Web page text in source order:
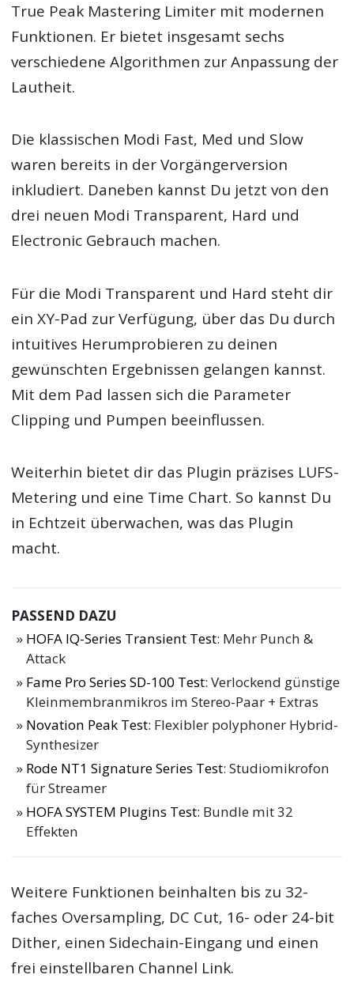
True Peak Mastering Limiter mit modernen
Funktionen. Er bietet insgesamt sechs
verschiedene Algorithmen zur Anpassung der
Lautheit.
Die klassischen Modi Fast, Med und Slow
waren bereits in der Vorgängerversion
inkludiert. Daneben kannst Du jetzt von den
drei neuen Modi Transparent, Hard und
Electronic Gebrauch machen.
Für die Modi Transparent und Hard steht dir
ein XY-Pad zur Verfügung, über das Du durch
intuitives Herumprobieren zu deinen
gewünschten Ergebnissen gelangen kannst.
Mit dem Pad lassen sich die Parameter
Clipping und Pumpen beeinflussen.
Weiterhin bietet dir das Plugin präzises LUFS-
Metering und eine Time Chart. So kannst Du
in Echtzeit überwachen, was das Plugin
macht.
PASSEND DAZU
HOFA IQ-Series Transient Test: Mehr Punch &
Attack
Fame Pro Series SD-100 Test: Verlockend günstige
Kleinmembranmikros im Stereo-Paar + Extras
Novation Peak Test: Flexibler polyphoner Hybrid-
Synthesizer
Rode NT1 Signature Series Test: Studiomikrofon
für Streamer
HOFA SYSTEM Plugins Test: Bundle mit 32
Effekten
Weitere Funktionen beinhalten bis zu 32-
faches Oversampling, DC Cut, 16- oder 24-bit
Dither, einen Sidechain-Eingang und einen
frei einstellbaren Channel Link.